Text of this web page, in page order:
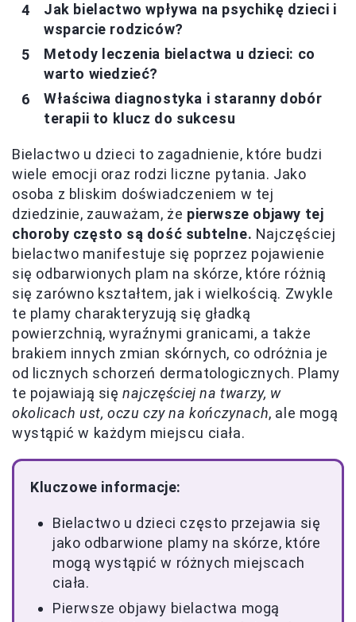
Jak bielactwo wpływa na psychikę dzieci i
wsparcie rodziców?
Metody leczenia bielactwa u dzieci: co
warto wiedzieć?
Właściwa diagnostyka i staranny dobór
terapii to klucz do sukcesu
Bielactwo u dzieci to zagadnienie, które budzi
wiele emocji oraz rodzi liczne pytania. Jako
osoba z bliskim doświadczeniem w tej
dziedzinie, zauważam, że pierwsze objawy tej
choroby często są dość subtelne. Najczęściej
bielactwo manifestuje się poprzez pojawienie
się odbarwionych plam na skórze, które różnią
się zarówno kształtem, jak i wielkością. Zwykle
te plamy charakteryzują się gładką
powierzchnią, wyraźnymi granicami, a także
brakiem innych zmian skórnych, co odróżnia je
od licznych schorzeń dermatologicznych. Plamy
te pojawiają sięnajczęściej na twarzy, w
okolicach ust, oczu czy na kończynach, ale mogą
wystąpić w każdym miejscu ciała.
Kluczowe informacje:
Bielactwo u dzieci często przejawia się
jako odbarwione plamy na skórze, które
mogą wystąpić w różnych miejscach
ciała.
Pierwsze objawy bielactwa mogą